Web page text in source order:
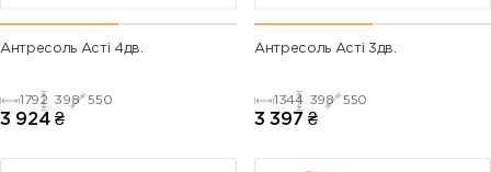
Антресоль Асті 4дв.
1792 398 550
3 924 ₴
Антресоль Асті 3дв.
1344 398 550
3 397 ₴